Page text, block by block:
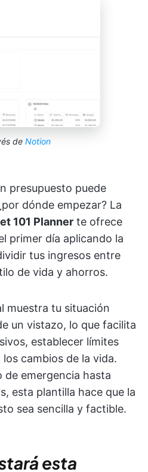
de Notion
presupuesto puede
dónde empezar? La
101 Planner te ofrece
primer día aplicando la
tus ingresos entre
de vida y ahorros.
muestra tu situación
un vistazo, lo que facilita
establecer límites
cambios de la vida.
de emergencia hasta
esta plantilla hace que la
sea sencilla y factible.
esta